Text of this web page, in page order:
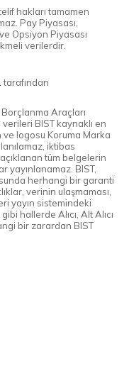
hakları tamamen
Pay Piyasası,
Opsiyon Piyasası
verilerdir.
tarafından
Araçları
BIST kaynaklı en
logosu Koruma Marka
iktibas
tüm belgelerin
yayınlanamaz. BIST,
herhangi bir garanti
verinin ulaşmaması,
yayın sistemindeki
hallerde Alıcı, Alt Alıcı
bir zarardan BIST